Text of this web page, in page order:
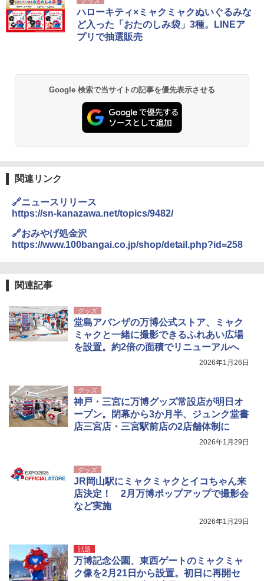
ハローキティ×ミャクミャクぬいぐるみな
ど入った「おたのしみ袋」3種。LINEア
プリで抽選販売
Google 検索で当サイトの記事を優先表示させる
関連リンク
🔗ニュースリリース
https://sn-kanazawa.net/topics/9482/
🔗おみやげ処金沢
https://www.100bangai.co.jp/shop/detail.php?id=258
関連記事
グッズ
堂島アバンザの万博公式ストア、ミャク
ミャクと一緒に撮影できるふれあい広場
を設置。約2倍の面積でリニューアルへ
2026年1月26日
グッズ
神戸・三宮に万博グッズ常設店が明日オ
ープン。閉幕から3か月半、ジュンク堂書
店三宮店・三宮駅前店の2店舗体制に
2026年1月29日
グッズ
JR岡山駅にミャクミャクとイコちゃん来
店決定！ 2月万博ポップアップで撮影会
など実施
2026年1月29日
話題
万博記念公園、東西ゲートのミャクミャ
ク像を2月21日から設置。初日に再開セ